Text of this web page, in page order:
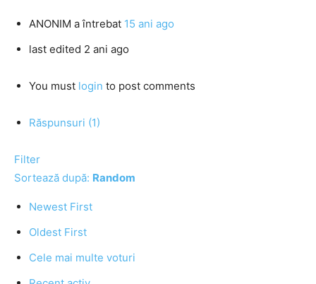
ANONIM a întrebat 15 ani ago
last edited 2 ani ago
You must login to post comments
Răspunsuri (1)
Filter
Sortează după: Random
Newest First
Oldest First
Cele mai multe voturi